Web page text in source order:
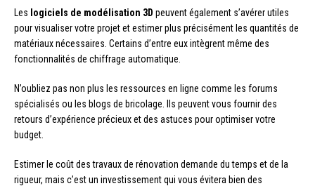
Les logiciels de modélisation 3D peuvent également s’avérer utiles
pour visualiser votre projet et estimer plus précisément les quantités de
matériaux nécessaires. Certains d’entre eux intègrent même des
fonctionnalités de chiffrage automatique.
N’oubliez pas non plus les ressources en ligne comme les forums
spécialisés ou les blogs de bricolage. Ils peuvent vous fournir des
retours d’expérience précieux et des astuces pour optimiser votre
budget.
Estimer le coût des travaux de rénovation demande du temps et de la
rigueur, mais c’est un investissement qui vous évitera bien des